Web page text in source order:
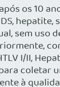
os 10
sem uso
I/II,
coletar
à